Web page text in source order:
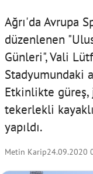
Ağrı'da Avrupa
düzenlenen
Günleri", Vali
Stadyumundaki
Etkinlikte güreş,
tekerlekli
yapıldı.
Metin Karip24.09.2020